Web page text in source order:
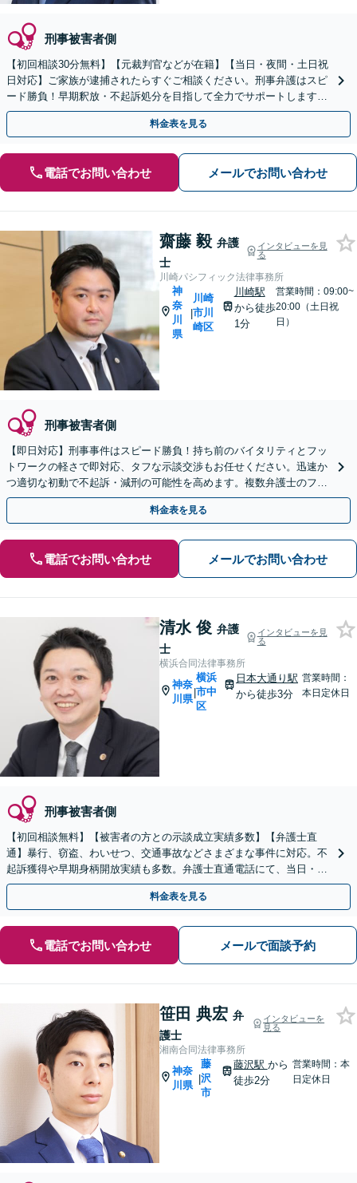
刑事被害者側
【初回相談30分無料】【元裁判官などが在籍】【当日・夜間・土日祝
日対応】ご家族が逮捕されたらすぐご相談ください。刑事弁護はスピ
ード勝負！早期釈放・不起訴処分を目指して全力でサポートします。
【スピード対応】
料金表を見る
電話でお問い合わせ メールでお問い合わせ
齋藤 毅 弁護
士
インタビューを見
る
川崎パシフィック法律事務所
神
奈
川
県
|
川崎
市川
崎区
川崎駅
から徒歩
1分
営業時間：09:00~
20:00（土日祝
日）
刑事被害者側
【即日対応】刑事事件はスピード勝負！持ち前のバイタリティとフッ
トワークの軽さで即対応、タフな示談交渉もお任せください。迅速か
つ適切な初動で不起訴・減刑の可能性を高めます。複数弁護士のフォ
ロー体制。家族・職場へも配慮します。【川崎駅徒歩1分】
料金表を見る
電話でお問い合わせ メールでお問い合わせ
清水 俊 弁護
士
インタビューを見
る
横浜合同法律事務所
神奈
川県
|
横浜
市中
区
日本大通り駅
から徒歩3分
営業時間：
本日定休日
刑事被害者側
【初回相談無料】【被害者の方との示談成立実績多数】【弁護士直
通】暴行、窃盗、わいせつ、交通事故などさまざまな事件に対応。不
起訴獲得や早期身柄開放実績も多数。弁護士直通電話にて、当日・休
日・夜間の急な相談にもできる限り対応【日本大通駅3分】
料金表を見る
電話でお問い合わせ メールで面談予約
笹田 典宏 弁
護士
インタビューを
見る
湘南合同法律事務所
神奈
川県
|
藤
沢
市
藤沢駅 から
徒歩2分
営業時間：本
日定休日